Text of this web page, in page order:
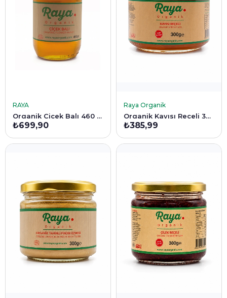
SEPETE EKLE
RAYA
Organik Çiçek Balı 460 Gr
₺699,90
SEPETE EKLE
Raya Organik
Organik Kayısı Reçeli 300 g
₺385,99